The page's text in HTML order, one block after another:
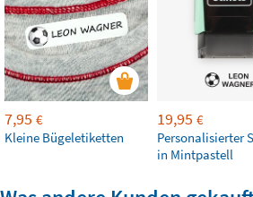
7,95 €
Kleine Bügeletiketten
19,95 €
Personalisierter
in Mintpastell